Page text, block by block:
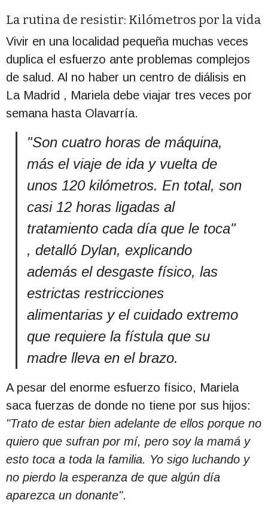
La rutina de resistir: Kilómetros por la vida
Vivir en una localidad pequeña muchas veces
duplica el esfuerzo ante problemas complejos
de salud. Al no haber un centro de diálisis en
La Madrid , Mariela debe viajar tres veces por
semana hasta Olavarría.
"Son cuatro horas de máquina,
más el viaje de ida y vuelta de
unos 120 kilómetros. En total, son
casi 12 horas ligadas al
tratamiento cada día que le toca"
, detalló Dylan, explicando
además el desgaste físico, las
estrictas restricciones
alimentarias y el cuidado extremo
que requiere la fístula que su
madre lleva en el brazo.
A pesar del enorme esfuerzo físico, Mariela
saca fuerzas de donde no tiene por sus hijos:
"Trato de estar bien adelante de ellos porque no
quiero que sufran por mí, pero soy la mamá y
esto toca a toda la familia. Yo sigo luchando y
no pierdo la esperanza de que algún día
aparezca un donante".